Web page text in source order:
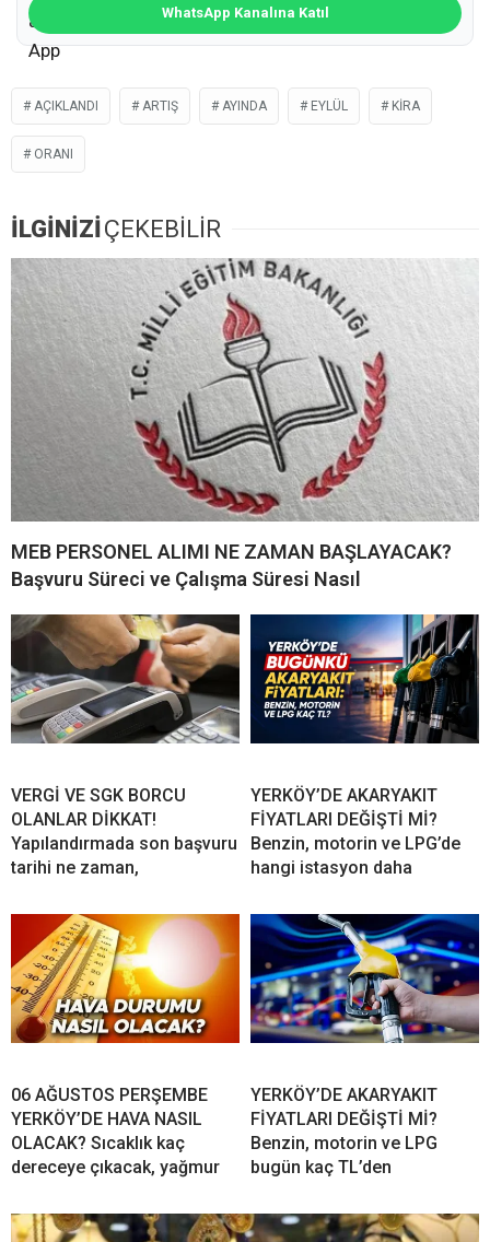
WhatsApp Kanalına Katıl
AÇIKLANDI ARTIŞ AYINDA EYLÜL KIRA
ORANI
İLGİNİZİ ÇEKEBİLİR
MEB PERSONEL ALIMI NE ZAMAN BAŞLAYACAK?
Başvuru Süreci ve Çalışma Süresi Nasıl
VERGİ VE SGK BORCU
OLANLAR DİKKAT!
Yapılandırmada son başvuru
tarihi ne zaman,
YERKÖY’DE AKARYAKIT
FİYATLARI DEĞİŞTİ Mİ?
Benzin, motorin ve LPG’de
hangi istasyon daha
06 AĞUSTOS PERŞEMBE
YERKÖY’DE HAVA NASIL
OLACAK? Sıcaklık kaç
dereceye çıkacak, yağmur
YERKÖY’DE AKARYAKIT
FİYATLARI DEĞİŞTİ Mİ?
Benzin, motorin ve LPG
bugün kaç TL’den